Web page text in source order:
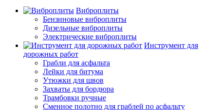
Виброплиты
Бензиновые виброплиты
Дизельные виброплиты
Электрические виброплиты
Инструмент для
дорожных работ
Грабли для асфальта
Лейки для битума
Утюжки для швов
Захваты для бордюра
Трамбовки ручные
Сменное полотно для граблей по асфальту